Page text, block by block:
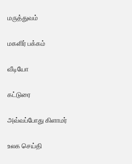
மருத்துவம்
மகளிர் பக்கம்
வீடியோ
கட்டுரை
அவ்வப்போது கிளாமர்
உலக செய்தி